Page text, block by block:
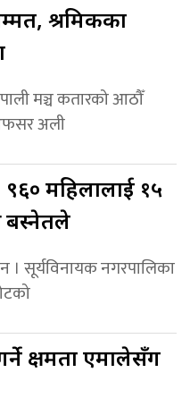
श्रमिकका
मञ्च कतारको आठौँ
अली
महिलालाई १५
बस्नेतले
। सूर्यविनायक नगरपालिका
क्षमता एमालेसँग